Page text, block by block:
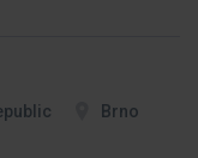
Brno